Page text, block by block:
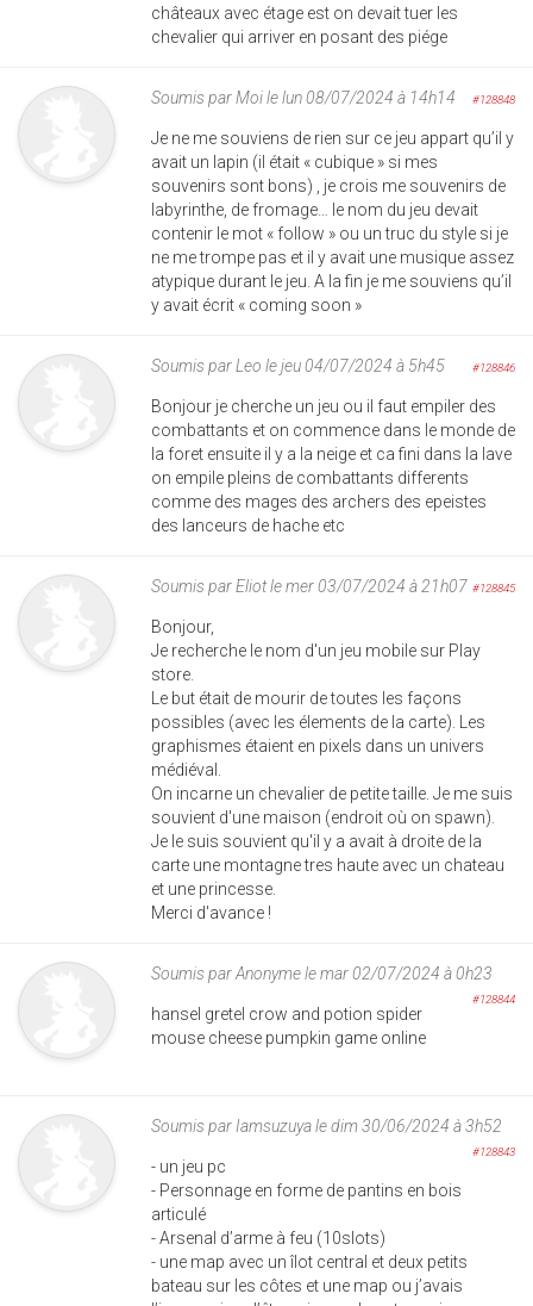
châteaux avec étage est on devait tuer les
chevalier qui arriver en posant des piége
Soumis parMoile lun 08/07/2024 à 14h14 #128848
Je ne me souviens de rien sur ce jeu appart qu’il y
avait un lapin (il était « cubique » si mes
souvenirs sont bons) , je crois me souvenirs de
labyrinthe, de fromage… le nom du jeu devait
contenir le mot « follow » ou un truc du style si je
ne me trompe pas et il y avait une musique assez
atypique durant le jeu. A la fin je me souviens qu’il
y avait écrit « coming soon »
Soumis parLeo le jeu 04/07/2024 à 5h45 #128846
Bonjour je cherche un jeu ou il faut empiler des
combattants et on commence dans le monde de
la foret ensuite il y a la neige et ca fini dans la lave
on empile pleins de combattants differents
comme des mages des archers des epeistes
des lanceurs de hache etc
Soumis parEliotle mer 03/07/2024 à 21h07 #128845
Bonjour,
Je recherche le nom d'un jeu mobile sur Play
store.
Le but était de mourir de toutes les façons
possibles (avec les élements de la carte). Les
graphismes étaient en pixels dans un univers
médiéval.
On incarne un chevalier de petite taille. Je me suis
souvient d'une maison (endroit où on spawn).
Je le suis souvient qu'il y a avait à droite de la
carte une montagne tres haute avec un chateau
et une princesse.
Merci d'avance !
Soumis parAnonymele mar 02/07/2024 à 0h23
#128844
hansel gretel crow and potion spider
mouse cheese pumpkin game online
Soumis par Iamsuzuyale dim 30/06/2024 à 3h52
#128843
- un jeu pc
- Personnage en forme de pantins en bois
articulé
- Arsenal d’arme à feu (10slots)
- une map avec un îlot central et deux petits
bateau sur les côtes et une map ou j’avais